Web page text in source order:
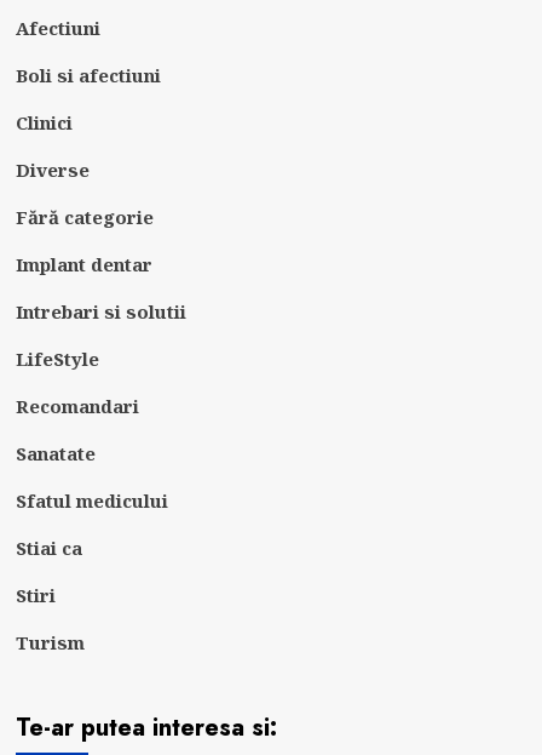
Afectiuni
Boli si afectiuni
Clinici
Diverse
Fără categorie
Implant dentar
Intrebari si solutii
LifeStyle
Recomandari
Sanatate
Sfatul medicului
Stiai ca
Stiri
Turism
Te-ar putea interesa si: